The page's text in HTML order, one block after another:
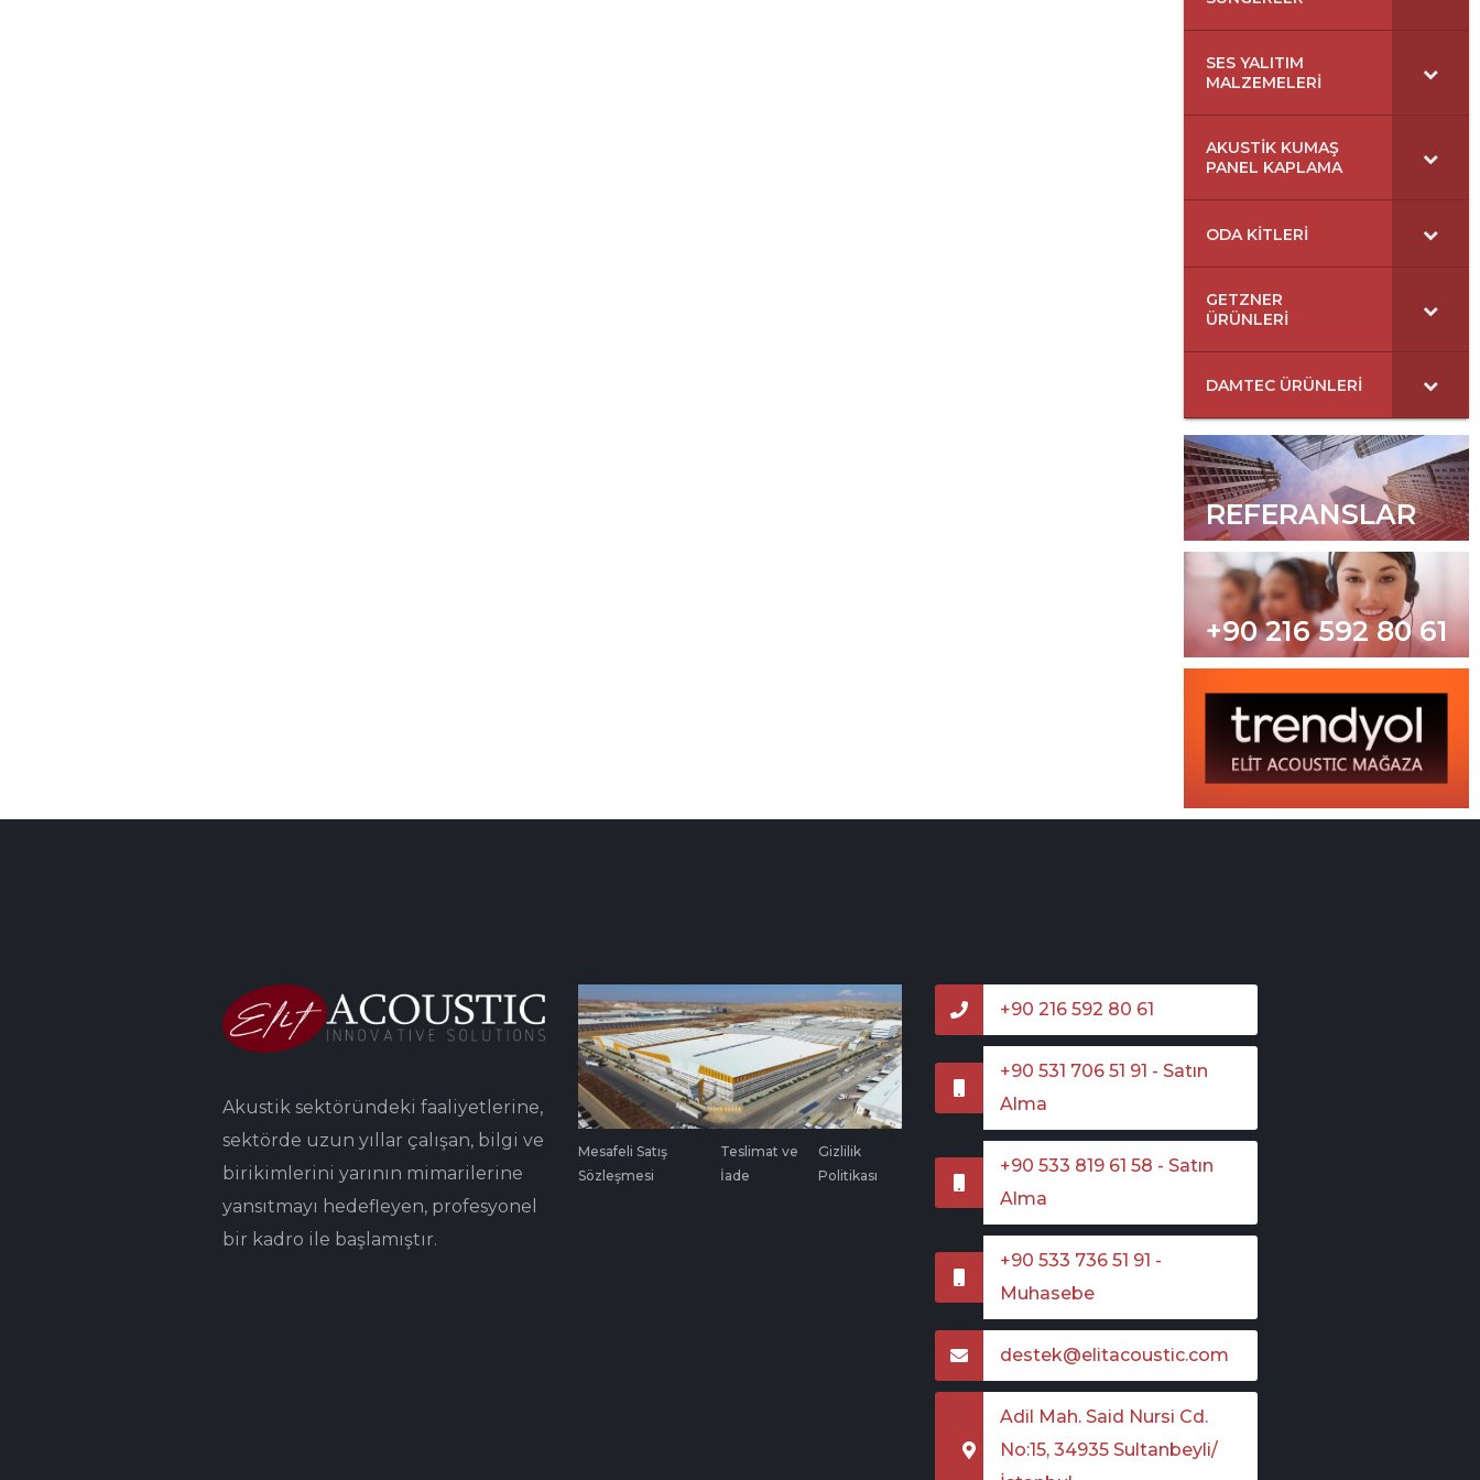
SES YALITIM
MALZEMELERI
AKUSTIK KUMAŞ
PANEL KAPLAMA
ODA KITLERI
GETZNER
ÜRÜNLERI
DAMTEC ÜRÜNLERI
REFERANSLAR
+90 216 592 80 61
Akustik sektöründeki faaliyetlerine,
sektörde uzun yıllar çalışan, bilgi ve
birikimlerini yarının mimarilerine
yansıtmayı hedefleyen, profesyonel
bir kadro ile başlamıştır.
Mesafeli Satış
Sözleşmesi
Teslimat ve
İade
Gizlilik
Politikası
+90 216 592 80 61
+90 531 706 51 91 - Satın
Alma
+90 533 819 61 58 - Satın
Alma
+90 533 736 51 91 -
Muhasebe
destek@elitacoustic.com
Adil Mah. Said Nursi Cd.
No:15, 34935 Sultanbeyli/